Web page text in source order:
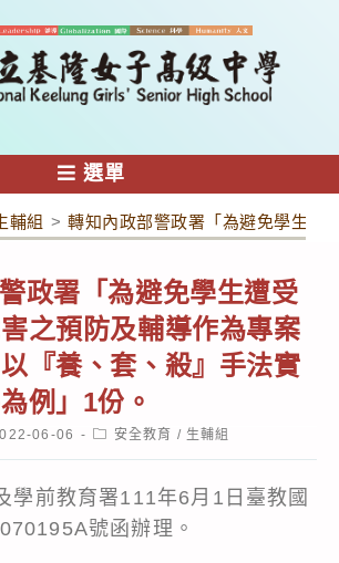
選單
輔組 > 轉知內政部警政署「為避免學生遭
政署「為避免學生遭受
之預防及輔導作為專案
『養、套、殺』手法實
例」1份。
06-06
Post安全教育 / 生輔組
學前教育署111年6月1日臺教國
號函辦理。